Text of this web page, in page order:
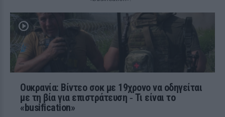
Ουκρανία: Βίντεο σοκ με 19χρονο να οδηγείται
με τη βία για επιστράτευση ‑ Τι είναι το
«busification»